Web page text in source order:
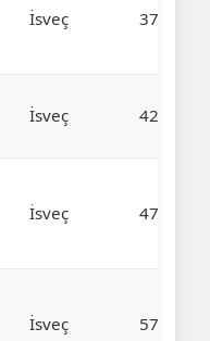
İsveç 370-430
İsveç 425-475
İsveç 470-530
İsveç 570-640